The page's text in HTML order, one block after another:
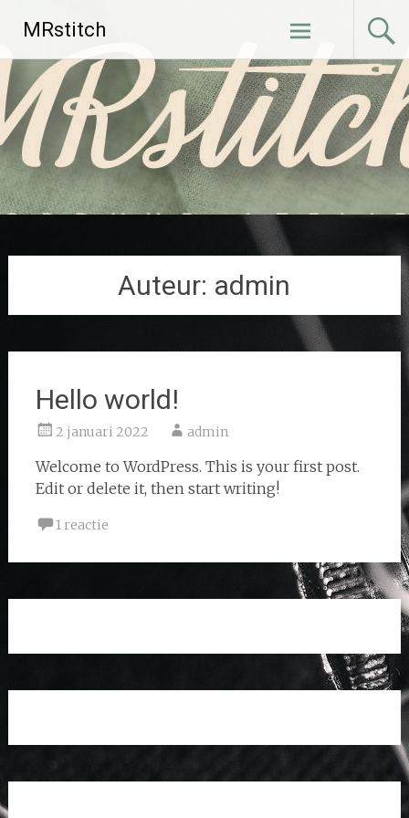
naar
de
inhoud
MRstitch
Auteur: admin
Hello world!
2 januari 2022 admin
Welcome to WordPress. This is your first post.
Edit or delete it, then start writing!
1 reactie